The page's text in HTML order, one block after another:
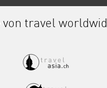
von travel